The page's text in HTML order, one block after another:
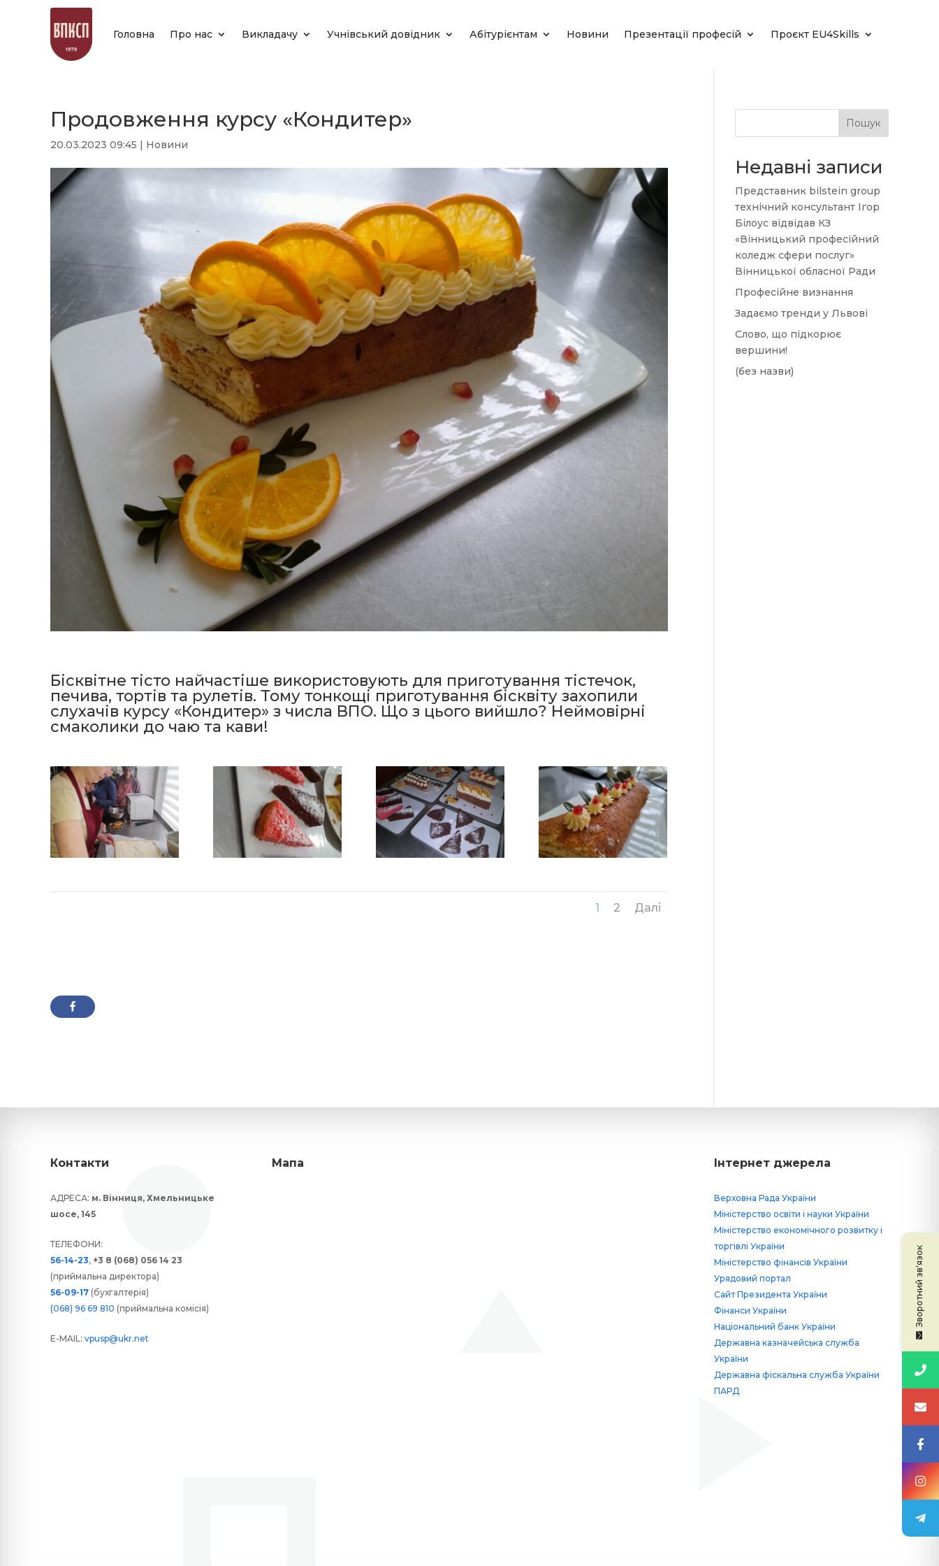
Головна Про нас Викладачу Учнівський довідник Абітурієнтам Новини Презентації професій Проєкт EU4Skills
Продовження курсу «Кондитер»
20.03.2023 09:45 | Новини
Бісквітне тісто найчастіше використовують для приготування тістечок,
печива, тортів та рулетів. Тому тонкощі приготування бісквіту захопили
слухачів курсу «Кондитер» з числа ВПО. Що з цього вийшло? Неймовірні
смаколики до чаю та кави!
1 2 Далі
Пошук
Недавні записи
Представник bilstein group
технічний консультант Ігор
Білоус відвідав КЗ
«Вінницький професійний
коледж сфери послуг»
Вінницької обласної Ради
Професійне визнання
Задаємо тренди у Львові
Слово, що підкорює
вершини!
(без назви)
Контакти
АДРЕСА: м. Вінниця, Хмельницьке
шосе, 145
ТЕЛЕФОНИ:
56-14-23, +3 8 (068) 056 14 23
(приймальна директора)
56-09-17 (бухгалтерія)
(068) 96 69 810 (приймальна комісія)
E-MAIL: vpusp@ukr.net
Мапа Інтернет джерела
Верховна Рада України
Міністерство освіти і науки України
Міністерство економічного розвитку і
торгівлі України
Міністерство фінансів України
Урядовий портал
Сайт Президента України
Фінанси України
Національний банк України
Державна казначейська служба
України
Державна фіскальна служба України
ПАРД
Зворотний зв'язок